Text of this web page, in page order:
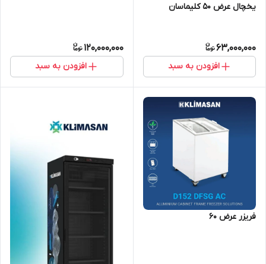
یخچال عرض ۵۰ کلیماسان
63,000,000
افزودن به سبد
120,000,000
افزودن به سبد
فریزر عرض ۶۰